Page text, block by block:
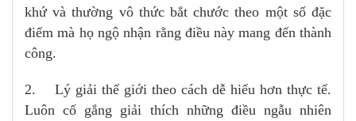
khứ và thường vô thức bắt chước theo một số đặc
điểm mà họ ngộ nhận rằng điều này mang đến thành
công.
2. Lý giải thế giới theo cách dễ hiểu hơn thực tế.
Luôn cố gắng giải thích những điều ngẫu nhiên